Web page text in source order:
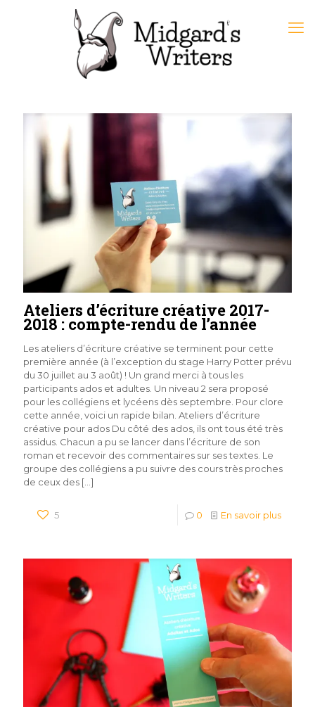
Ateliers d’écriture créative 2017-
2018 : compte-rendu de l’année
Les ateliers d’écriture créative se terminent pour cette
première année (à l’exception du stage Harry Potter prévu
du 30 juillet au 3 août) ! Un grand merci à tous les
participants ados et adultes. Un niveau 2 sera proposé
pour les collégiens et lycéens dès septembre. Pour clore
cette année, voici un rapide bilan. Ateliers d’écriture
créative pour ados Du côté des ados, ils ont tous été très
assidus. Chacun a pu se lancer dans l’écriture de son
roman et recevoir des commentaires sur ses textes. Le
groupe des collégiens a pu suivre des cours très proches
de ceux des […]
5 0 En savoir plus